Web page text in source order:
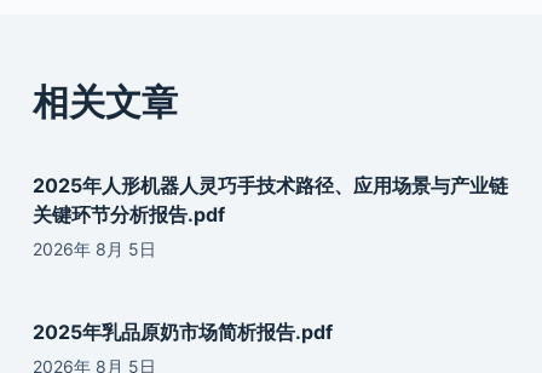
相关文章
2025年人形机器人灵巧手技术路径、应用场景与产业链
关键环节分析报告.pdf
2026年 8月 5日
2025年乳品原奶市场简析报告.pdf
2026年 8月 5日